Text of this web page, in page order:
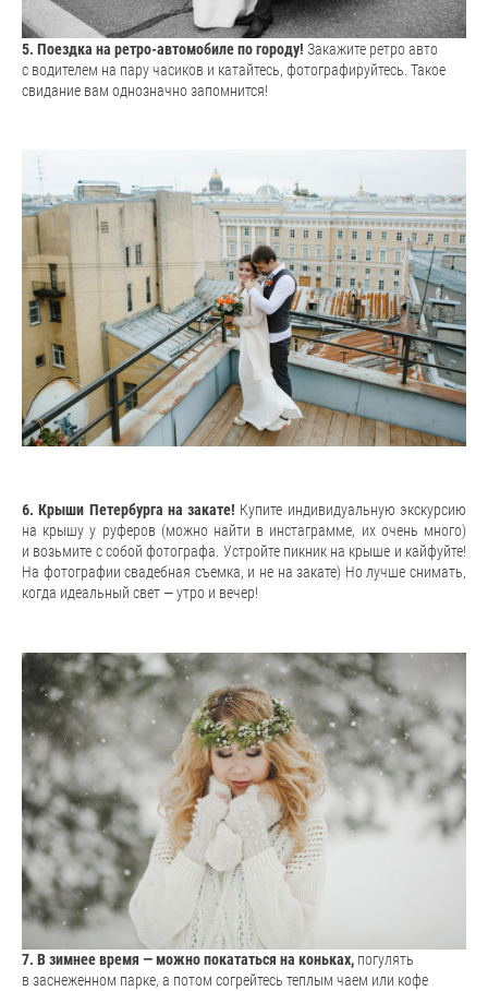
5. Поездка на ретро-автомобиле по городу! Закажите ретро авто
с водителем на пару часиков и катайтесь, фотографируйтесь. Такое
свидание вам однозначно запомнится!
6. Крыши Петербурга на закате! Купите индивидуальную экскурсию
на крышу у руферов (можно найти в инстаграмме, их очень много)
и возьмите с собой фотографа. Устройте пикник на крыше и кайфуйте!
На фотографии свадебная съемка, и не на закате) Но лучше снимать,
когда идеальный свет — утро и вечер!
7. В зимнее время — можно покататься на коньках, погулять
в заснеженном парке, а потом согрейтесь теплым чаем или кофе